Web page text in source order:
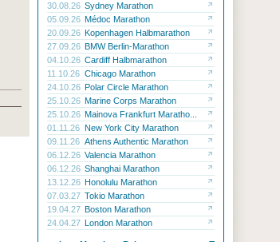
30.08.26 Sydney Marathon
05.09.26 Médoc Marathon
20.09.26 Kopenhagen Halbmarathon
27.09.26 BMW Berlin-Marathon
04.10.26 Cardiff Halbmarathon
11.10.26 Chicago Marathon
24.10.26 Polar Circle Marathon
25.10.26 Marine Corps Marathon
25.10.26 Mainova Frankfurt Maratho...
01.11.26 New York City Marathon
09.11.26 Athens Authentic Marathon
06.12.26 Valencia Marathon
06.12.26 Shanghai Marathon
13.12.26 Honolulu Marathon
07.03.27 Tokio Marathon
19.04.27 Boston Marathon
24.04.27 London Marathon